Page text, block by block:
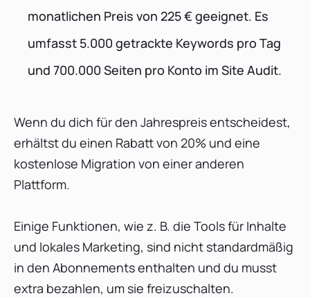
monatlichen Preis von 225 € geeignet. Es
umfasst 5.000 getrackte Keywords pro Tag
und 700.000 Seiten pro Konto im Site Audit.
Wenn du dich für den Jahrespreis entscheidest,
erhältst du einen Rabatt von 20% und eine
kostenlose Migration von einer anderen
Plattform.
Einige Funktionen, wie z. B. die Tools für Inhalte
und lokales Marketing, sind nicht standardmäßig
in den Abonnements enthalten und du musst
extra bezahlen, um sie freizuschalten.